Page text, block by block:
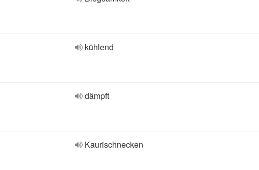
kühlend
dämpft
Kaurischnecken